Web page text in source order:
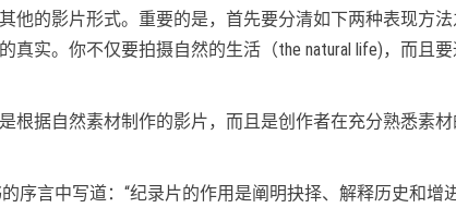
他的影片形式。重要的是，首先要分清如下两种表现方
真实。你不仅要拍摄自然的生活（the natural life)，而且
根据自然素材制作的影片，而且是创作者在充分熟悉素
序言中写道：“纪录片的作用是阐明抉择、解释历史和增